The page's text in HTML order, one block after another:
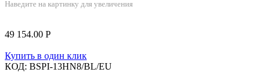
Наведите на картинку для увеличения
49 154.00 Р
Купить в один клик
КОД: BSPI-13HN8/BL/EU